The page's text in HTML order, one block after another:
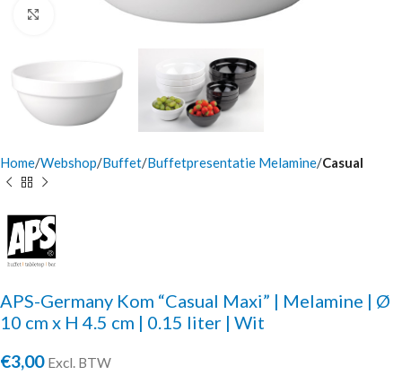
Click to enlarge
Home Webshop Buffet Buffetpresentatie Melamine Casual
APS-Germany Kom “Casual Maxi” | Melamine | Ø
10 cm x H 4.5 cm | 0.15 liter | Wit
€3,00 Excl. BTW